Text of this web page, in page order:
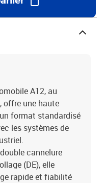
A12, au
offre une haute
format standardisé
les systèmes de
cannelure
(DE), elle
rapide et fiabilité